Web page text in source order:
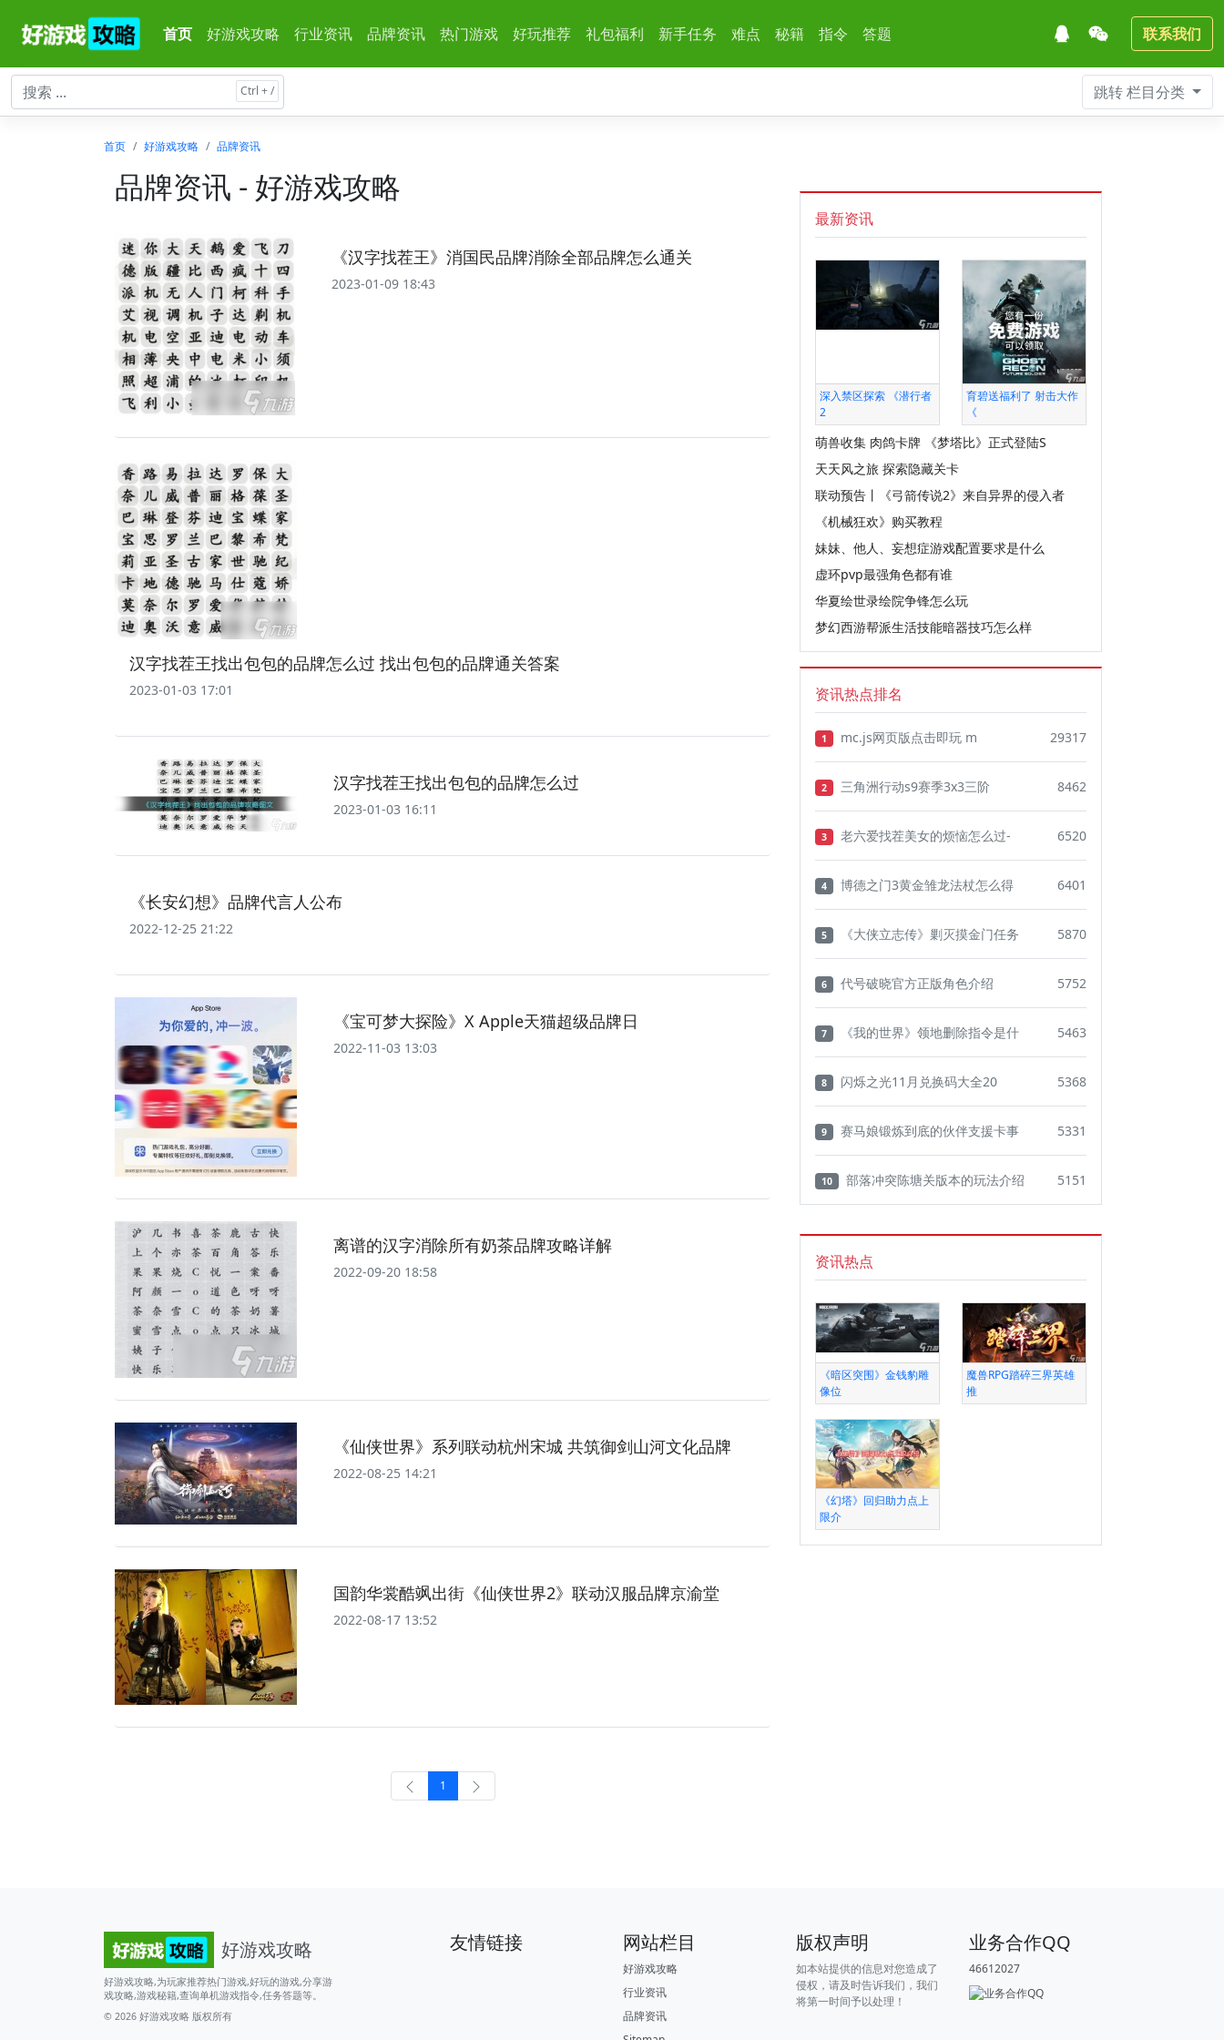
首页 好游戏攻略 行业资讯 品牌资讯 热门游戏 好玩推荐 礼包福利 新手任务 难点 秘籍 指令 答题 联系我们
跳转栏目分类
首页 好游戏攻略 品牌资讯
品牌资讯 - 好游戏攻略
《汉字找茬王》消国民品牌消除全部品牌怎么通关
2023-01-09 18:43
汉字找茬王找出包包的品牌怎么过 找出包包的品牌通关答案
2023-01-03 17:01
汉字找茬王找出包包的品牌怎么过
2023-01-03 16:11
《长安幻想》品牌代言人公布
2022-12-25 21:22
《宝可梦大探险》X Apple天猫超级品牌日
2022-11-03 13:03
离谱的汉字消除所有奶茶品牌攻略详解
2022-09-20 18:58
《仙侠世界》系列联动杭州宋城 共筑御剑山河文化品牌
2022-08-25 14:21
国韵华裳酷飒出街《仙侠世界2》联动汉服品牌京渝堂
2022-08-17 13:52
1
最新资讯
深入禁区探索 《潜行者
2
育碧送福利了 射击大作
《
萌兽收集 肉鸽卡牌 《梦塔比》正式登陆S
天天风之旅 探索隐藏关卡
联动预告丨《弓箭传说2》来自异界的侵入者
《机械狂欢》购买教程
妹妹、他人、妄想症游戏配置要求是什么
虚环pvp最强角色都有谁
华夏绘世录绘院争锋怎么玩
梦幻西游帮派生活技能暗器技巧怎么样
资讯热点排名
1 mc.js网页版点击即玩 m 29317
2 三角洲行动s9赛季3x3三阶 8462
3 老六爱找茬美女的烦恼怎么过- 6520
4 博德之门3黄金雏龙法杖怎么得 6401
5 《大侠立志传》剿灭摸金门任务 5870
6 代号破晓官方正版角色介绍 5752
7 《我的世界》领地删除指令是什 5463
8 闪烁之光11月兑换码大全20 5368
9 赛马娘锻炼到底的伙伴支援卡事 5331
10 部落冲突陈塘关版本的玩法介绍 5151
资讯热点
《暗区突围》金钱豹雕
像位
魔兽RPG踏碎三界英雄
推
《幻塔》回归助力点上
限介
好游戏攻略
好游戏攻略,为玩家推荐热门游戏,好玩的游戏,分享游
戏攻略,游戏秘籍,查询单机游戏指令,任务答题等。
© 2026 好游戏攻略 版权所有
友情链接 网站栏目
好游戏攻略
行业资讯
品牌资讯
版权声明
如本站提供的信息对您造成了
侵权，请及时告诉我们，我们
将第一时间予以处理！
业务合作QQ
46612027